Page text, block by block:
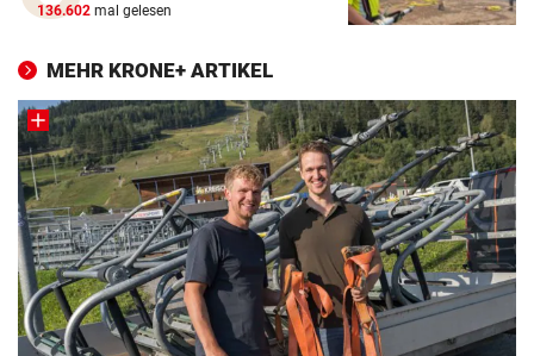
136.602 mal gelesen
MEHR KRONE+ ARTIKEL